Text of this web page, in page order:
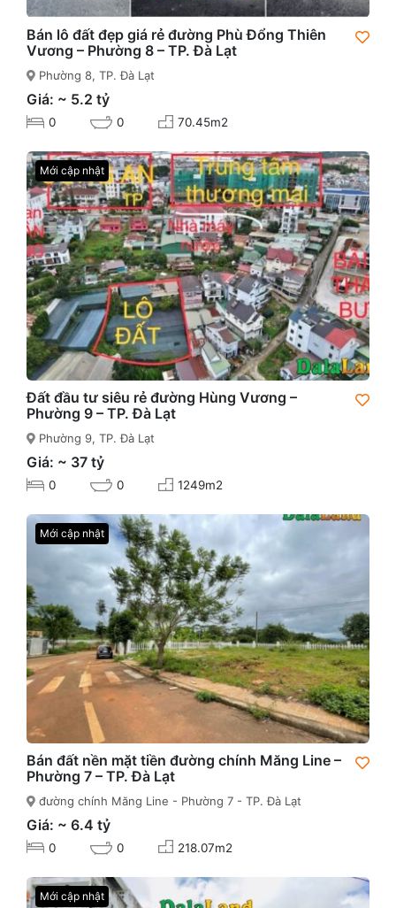
Bán lô đất đẹp giá rẻ đường Phù Đổng Thiên
Vương – Phường 8 – TP. Đà Lạt
Phường 8, TP. Đà Lạt
Giá: ~ 5.2 tỷ
0 0 70.45m2
Mới cập nhật
Đất đầu tư siêu rẻ đường Hùng Vương –
Phường 9 – TP. Đà Lạt
Phường 9, TP. Đà Lạt
Giá: ~ 37 tỷ
0 0 1249m2
Mới cập nhật
Bán đất nền mặt tiền đường chính Măng Line –
Phường 7 – TP. Đà Lạt
đường chính Măng Line - Phường 7 - TP. Đà Lạt
Giá: ~ 6.4 tỷ
0 0 218.07m2
Mới cập nhật